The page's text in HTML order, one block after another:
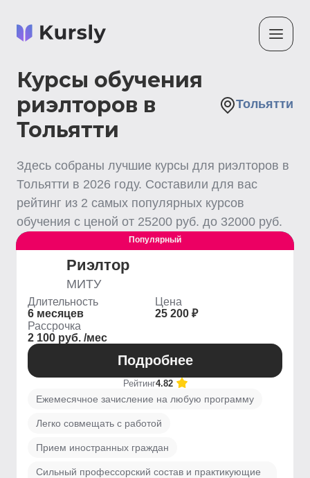
Курсы обучения
риэлторов в
Тольятти
Тольятти
Здесь собраны лучшие курсы для риэлторов в
Тольятти в 2026 году. Составили для вас
рейтинг из 2 самых популярных курсов
обучения с ценой от 25200 руб. до 32000 руб.
Выгодный
Популярный
Риэлтор
МИТУ
Длительность
6 месяцев
Цена
25 200 ₽
Рассрочка
2 100 руб. /мес
Подробнее
Рейтинг4.82
Ежемесячное зачисление на любую программу
Легко совмещать с работой
Прием иностранных граждан
Сильный профессорский состав и практикующие